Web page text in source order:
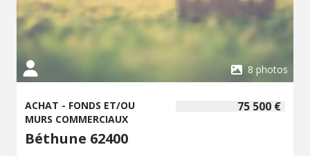
8 photos
75 500 €
ACHAT - FONDS ET/OU
MURS COMMERCIAUX
Béthune 62400